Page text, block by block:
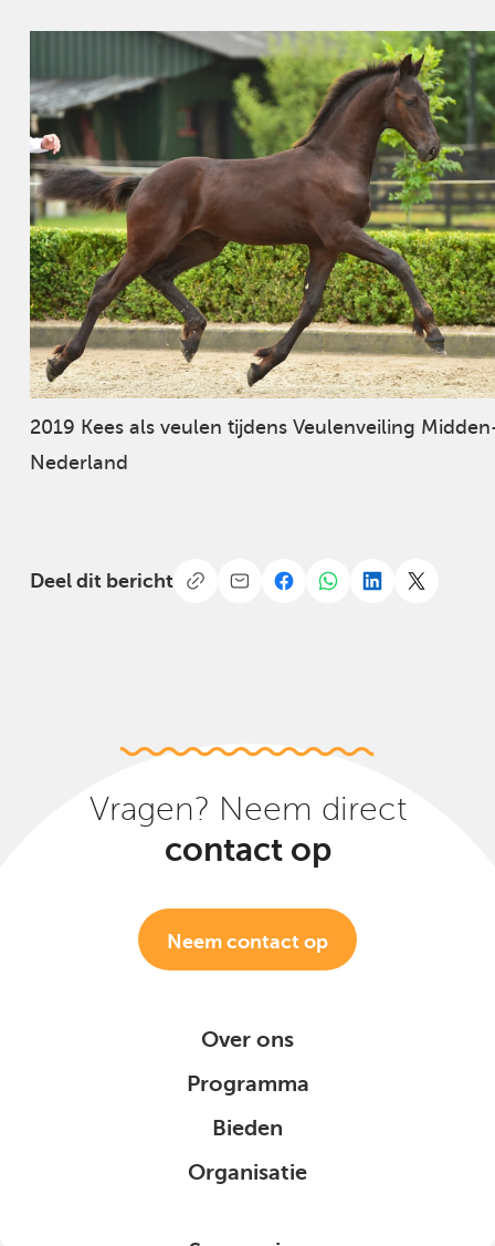
2019 Kees als veulen tijdens Veulenveiling
Nederland
Deel dit bericht
Vragen? Neem direct
contact op
Neem contact op
Over ons
Programma
Bieden
Organisatie